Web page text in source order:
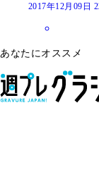
2017年12月09日
あなたにオススメ